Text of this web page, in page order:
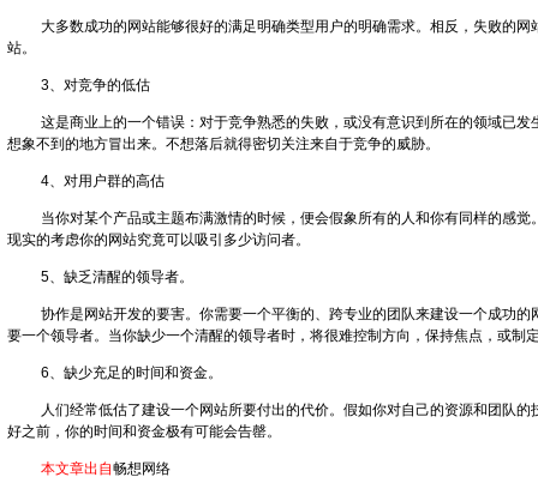
大多数成功的网站能够很好的满足明确类型用户的明确需求。相反，失败的
站。
3、对竞争的低估
这是商业上的一个错误：对于竞争熟悉的失败，或没有意识到所在的领域已
想象不到的地方冒出来。不想落后就得密切关注来自于竞争的威胁。
4、对用户群的高估
当你对某个产品或主题布满激情的时候，便会假象所有的人和你有同样的感
现实的考虑你的网站究竟可以吸引多少访问者。
5、缺乏清醒的领导者。
协作是网站开发的要害。你需要一个平衡的、跨专业的团队来建设一个成功
要一个领导者。当你缺少一个清醒的领导者时，将很难控制方向，保持焦点，或制
6、缺少充足的时间和资金。
人们经常低估了建设一个网站所要付出的代价。假如你对自己的资源和团队
好之前，你的时间和资金极有可能会告罄。
本文章出自畅想网络